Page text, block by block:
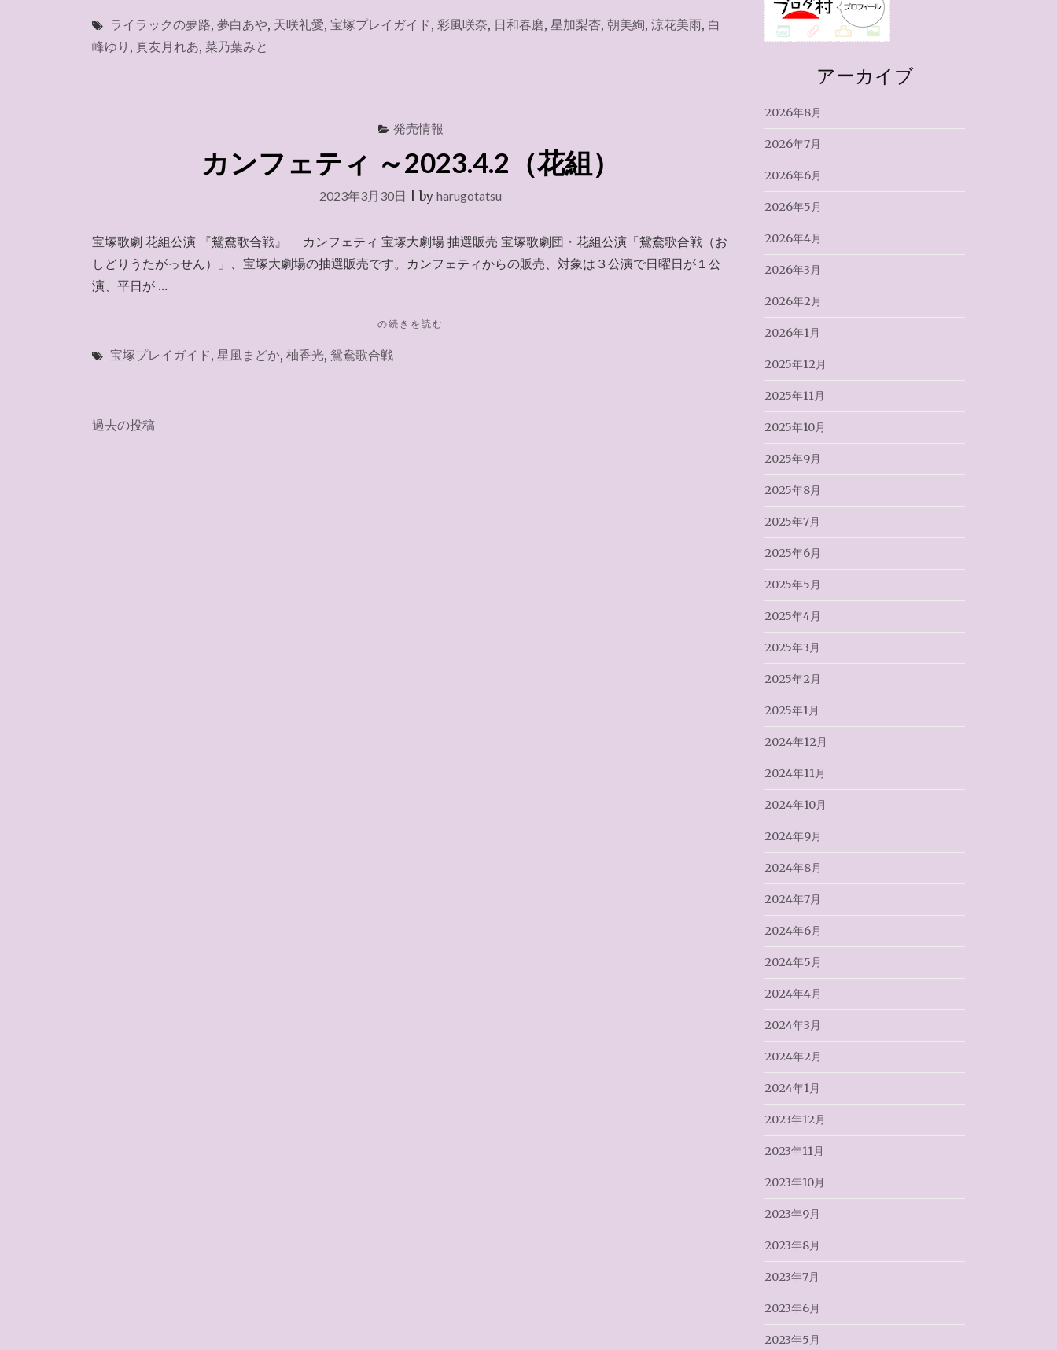
フ
組）"
ライラックの夢路, 夢白あや, 天咲礼愛, 宝塚プレイガイド, 彩風咲奈, 日和春磨, 星加梨杏, 朝美絢, 涼花美雨, 白
峰ゆり , 真友月れあ, 菜乃葉みと
発売情報
カンフェティ ～2023.4.2（花組）
2023年3月30日 |by harugotatsu
宝塚歌劇 花組公演 『鴛鴦歌合戦』 カンフェティ 宝塚大劇場 抽選販売 宝塚歌劇団・花組公演「鴛鴦歌合戦（お
しどりうたがっせん）」、宝塚大劇場の抽選販売です。カンフェティからの販売、対象は３公演で日曜日が１公
演、平日が …
"カ
フ
の続きを読む
宝塚プレイガイド, 星風まどか, 柚香光, 鴛鴦歌合戦
投
過去の投稿
アーカイブ
2026年8月
2026年7月
2026年6月
2026年5月
2026年4月
2026年3月
2026年2月
2026年1月
2025年12月
2025年11月
2025年10月
2025年9月
2025年8月
2025年7月
2025年6月
2025年5月
2025年4月
2025年3月
2025年2月
2025年1月
2024年12月
2024年11月
2024年10月
2024年9月
2024年8月
2024年7月
2024年6月
2024年5月
2024年4月
2024年3月
2024年2月
2024年1月
2023年12月
2023年11月
2023年10月
2023年9月
2023年8月
2023年7月
2023年6月
2023年5月